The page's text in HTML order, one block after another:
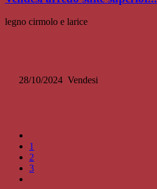
legno cirmolo e larice
28/10/2024 Vendesi
1
2
3